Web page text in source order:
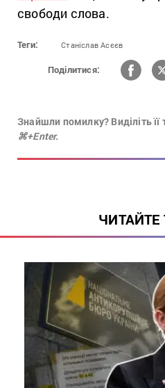
свободи слова.
Теги: Станіслав Асєєв
Поділитися:
Знайшли помилку? Виділіть її
⌘+Enter.